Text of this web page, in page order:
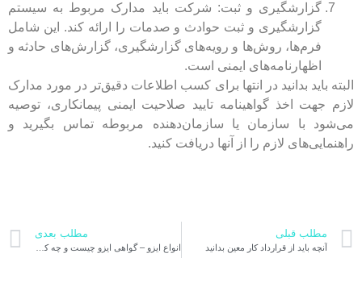
گزارشگیری و ثبت: شرکت باید مدارک مربوط به سیستم
گزارشگیری و ثبت حوادث و صدمات را ارائه کند. این شامل
فرم‌ها، روش‌ها و رویه‌های گزارشگیری، گزارش‌های حادثه و
اظهارنامه‌های ایمنی است.
البته باید بدانید در انتها برای کسب اطلاعات دقیق‌تر در مورد مدارک
لازم جهت اخذ گواهینامه تایید صلاحیت ایمنی پیمانکاری، توصیه
می‌شود با سازمان یا سازمان‌دهنده مربوطه تماس بگیرید و
راهنمایی‌های لازم را از آنها دریافت کنید.
مطلب قبلی
آنچه باید از قرارداد کار معین بدانید
مطلب بعدی